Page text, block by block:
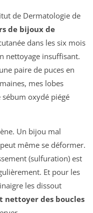
de Dermatologie de
de bijoux de
dans les six mois
nettoyage insuffisant.
paire de puces en
mes lobes
sébum oxydé piégé
Un bijou mal
même se déformer.
(sulfuration) est
Et pour les
les dissout
nettoyer des boucles